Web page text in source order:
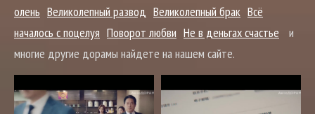
олень Великолепный развод Великолепный брак Всё
началось с поцелуя Поворот любви Не в деньгах счастье
и
многие другие дорамы найдете на нашем сайте.